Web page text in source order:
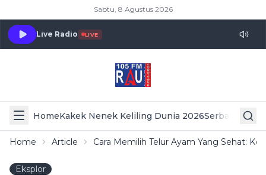
Sabtu, 8 Agustus 2026
Live Radio LIVE
HomeKakek Nenek Keliling Dunia 2026Serba Serbi
Home Article Cara Memilih Telur Ayam Yang Sehat:
Eksplor